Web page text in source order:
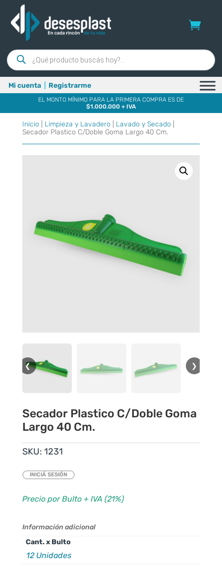
Búsqueda
de
productos
Mi cuenta Registrarme
EL MONTO MÍNIMO PARA LA PRIMERA COMPRA ES DE
$1.000.000 + IVA
Inicio Limpieza y Lavadero Lavado y Secado
Secador Plastico C/Doble Goma Largo 40 Cm.
❮ ❯
Secador Plastico C/Doble Goma
Largo 40 Cm.
SKU: 1231
INICIÁ SESIÓN
Precio por Bulto + IVA (21%)
Información adicional
Cant. x Bulto
12 Unidades